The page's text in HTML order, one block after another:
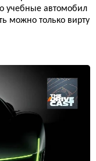
учебные автомобил
можно только вирту